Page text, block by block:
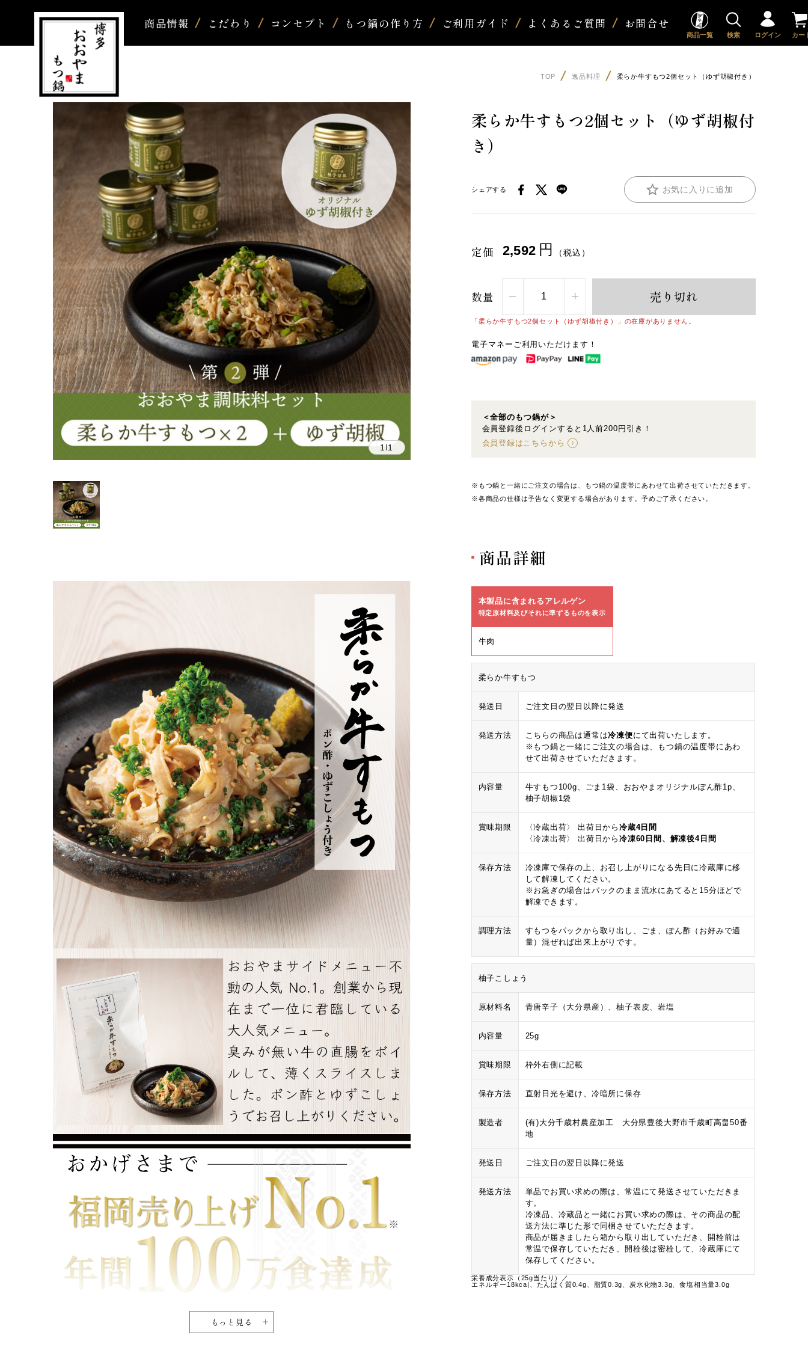
商品情報 こだわり コンセプト もつ鍋の作り方 ご利用ガイド よくあるご質問 お問合せ
商品一覧 検索 ログイン カー
TOP 逸品料理 柔らか牛すもつ2個セット（ゆず胡椒付き）
1 1
もっと見る
柔らか牛すもつ2個セット（ゆず胡椒付
き）
シェアする お気に入りに追加
定価 2,592 円 （税込）
数量 売り切れ
「柔らか牛すもつ2個セット（ゆず胡椒付き）」の在庫がありません。
電子マネーご利用いただけます！
＜全部のもつ鍋が＞
会員登録後ログインすると1人前200円引き！
会員登録はこちらから
※もつ鍋と一緒にご注文の場合は、もつ鍋の温度帯にあわせて出荷させていただきます。
※各商品の仕様は予告なく変更する場合があります。予めご了承ください。
商品詳細
本製品に含まれるアレルゲン
特定原材料及びそれに準ずるものを表示
牛肉
柔らか牛すもつ
発送日 ご注文日の翌日以降に発送
発送方法 こちらの商品は通常は冷凍便にて出荷いたします。
※もつ鍋と一緒にご注文の場合は、もつ鍋の温度帯にあわ
せて出荷させていただきます。
内容量
牛すもつ100g、ごま1袋、おおやまオリジナルぽん酢1p、
柚子胡椒1袋
賞味期限 〈冷蔵出荷〉 出荷日から冷蔵4日間
〈冷凍出荷〉 出荷日から冷凍60日間、解凍後4日間
保存方法
冷凍庫で保存の上、お召し上がりになる先日に冷蔵庫に移
して解凍してください。
※お急ぎの場合はパックのまま流水にあてると15分ほどで
解凍できます。
調理方法
すもつをパックから取り出し、ごま、ぽん酢（お好みで適
量）混ぜれば出来上がりです。
柚子こしょう
原材料名 青唐辛子（大分県産）、柚子表皮、岩塩
内容量 25g
賞味期限 枠外右側に記載
保存方法 直射日光を避け、冷暗所に保存
製造者
(有)大分千歳村農産加工 大分県豊後大野市千歳町高畠50番
地
発送日 ご注文日の翌日以降に発送
発送方法
単品でお買い求めの際は、常温にて発送させていただきま
す。
冷凍品、冷蔵品と一緒にお買い求めの際は、その商品の配
送方法に準じた形で同梱させていただきます。
商品が届きましたら箱から取り出していただき、開栓前は
常温で保存していただき、開栓後は密栓して、冷蔵庫にて
保存してください。
栄養成分表示（25g当たり）／
エネルギー18kca|、たんぱく質0.4g、脂質0.3g、炭水化物3.3g、食塩相当量3.0g